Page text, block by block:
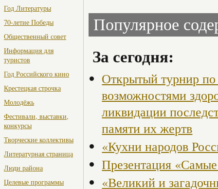
Год Литературы
70-летие Победы
Общественный совет
Информация для
туристов
Год Российского кино
Крестецкая строчка
Молодёжь
Фестивали, выставки,
конкурсы
Творческие коллективы
Литературная страница
Люди района
Целевые программы
Популярное
За сегодня:
Открытый турнир
возможностями
ликвидации
памяти их жертв
«Кухни народов
Презентация
«Великий и